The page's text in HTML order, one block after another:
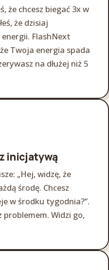
że chcesz biegać 3x w
że dzisiaj
energii. FlashNext
Twoja energia spada
na dłużej niż 5
inicjatywą
„Hej, widzę, że
środę. Chcesz
w środku tygodnia?”.
problemem. Widzi go,